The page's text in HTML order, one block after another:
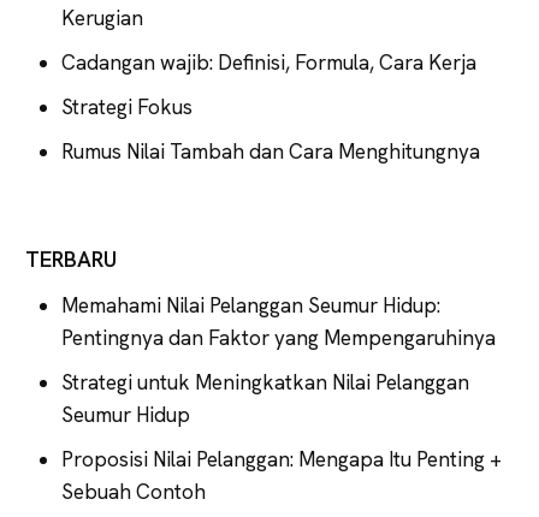
Kerugian
Cadangan wajib: Definisi, Formula, Cara Kerja
Strategi Fokus
Rumus Nilai Tambah dan Cara Menghitungnya
TERBARU
Memahami Nilai Pelanggan Seumur Hidup:
Pentingnya dan Faktor yang Mempengaruhinya
Strategi untuk Meningkatkan Nilai Pelanggan
Seumur Hidup
Proposisi Nilai Pelanggan: Mengapa Itu Penting +
Sebuah Contoh